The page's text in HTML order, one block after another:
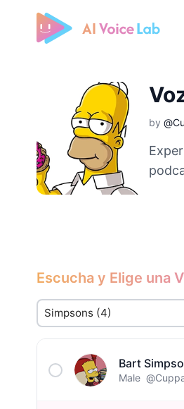
Free AI Cover & AI Voice
by
Escucha y Elige una
Bart
Male